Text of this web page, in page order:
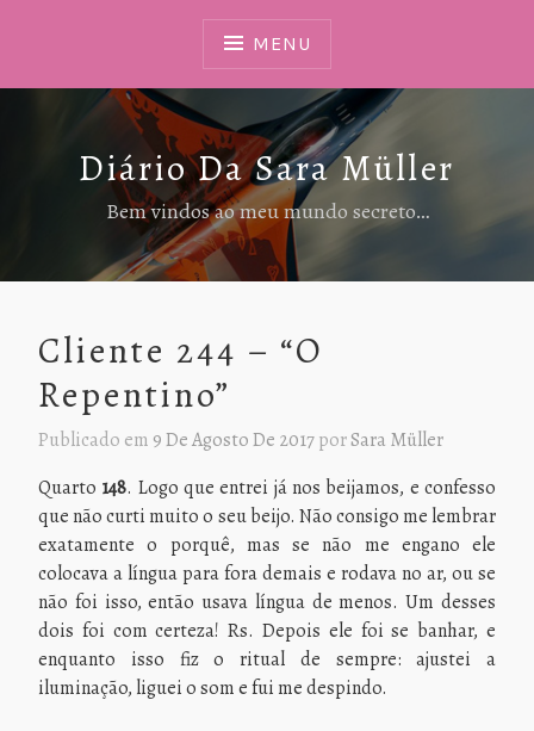
MENU
Diário Da Sara Müller
Bem vindos ao meu mundo secreto…
Cliente 244 – “O
Repentino”
Publicado em 9 De Agosto De 2017porSara Müller
Quarto 148. Logo que entrei já nos beijamos, e confesso
que não curti muito o seu beijo. Não consigo me lembrar
exatamente o porquê, mas se não me engano ele
colocava a língua para fora demais e rodava no ar, ou se
não foi isso, então usava língua de menos. Um desses
dois foi com certeza! Rs. Depois ele foi se banhar, e
enquanto isso fiz o ritual de sempre: ajustei a
iluminação, liguei o som e fui me despindo.